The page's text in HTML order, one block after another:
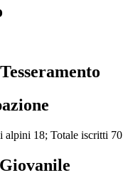
18; Totale iscritti 70